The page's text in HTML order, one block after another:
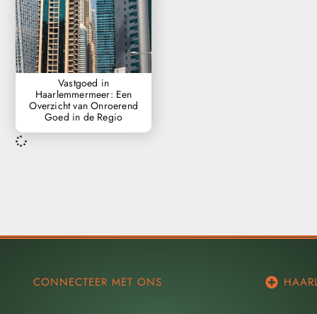
Vastgoed in
Haarlemmermeer: Een
Overzicht van Onroerend
Goed in de Regio
CONNECTEER MET ONS